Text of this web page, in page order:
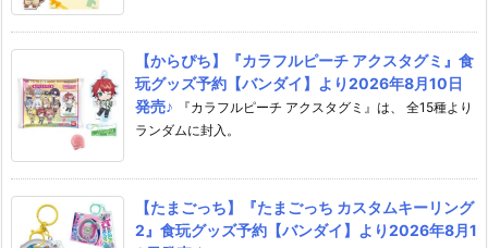
【からぴち】『カラフルピーチ アクスタグミ』食
玩グッズ予約【バンダイ】より2026年8月10日
発売♪
『カラフルピーチ アクスタグミ』は、 全15種より
ランダムに封入。
【たまごっち】『たまごっち カスタムキーリング
2』食玩グッズ予約【バンダイ】より2026年8月1